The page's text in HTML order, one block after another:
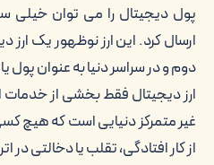
پول دیجیتال را می توان خیلی
ارسال کرد. این ارز نوظهور یک
دوم و در سراسر دنیا به عنوان پول
ارز دیجیتال فقط بخشی از خدمات
غیر متمرکز دنیایی است که هیچ
از کار افتادگی، تقلب یا دخالتی در